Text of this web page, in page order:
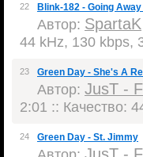
22 Blink-182 - Going
Автор: SpartaK
44 kHz, 130 kbps,
23 Green Day - She's A
Автор: JusT -
2:01 :: Качество:
24 Green Day - St. Jimmy